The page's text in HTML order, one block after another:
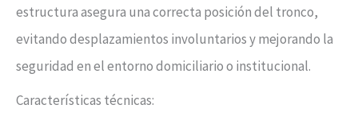
estructura asegura una correcta posición del tronco,
evitando desplazamientos involuntarios y mejorando la
seguridad en el entorno domiciliario o institucional.
Características técnicas: